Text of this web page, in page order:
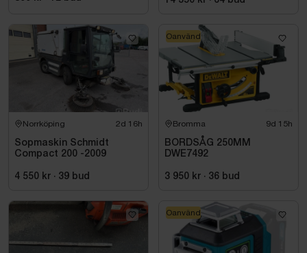
Norrköping 2d 16h
Sopmaskin Schmidt
Compact 200 -2009
4 550 kr · 39 bud
Bromma 9d 15h
BORDSÅG 250MM
DWE7492
3 950 kr · 36 bud
Oanvänd
Oanvänd